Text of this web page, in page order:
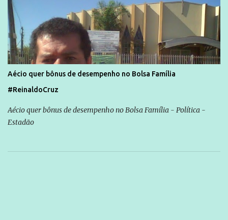
Aécio quer bônus de desempenho no Bolsa Família
#ReinaldoCruz
Aécio quer bônus de desempenho no Bolsa Família - Política -
Estadão